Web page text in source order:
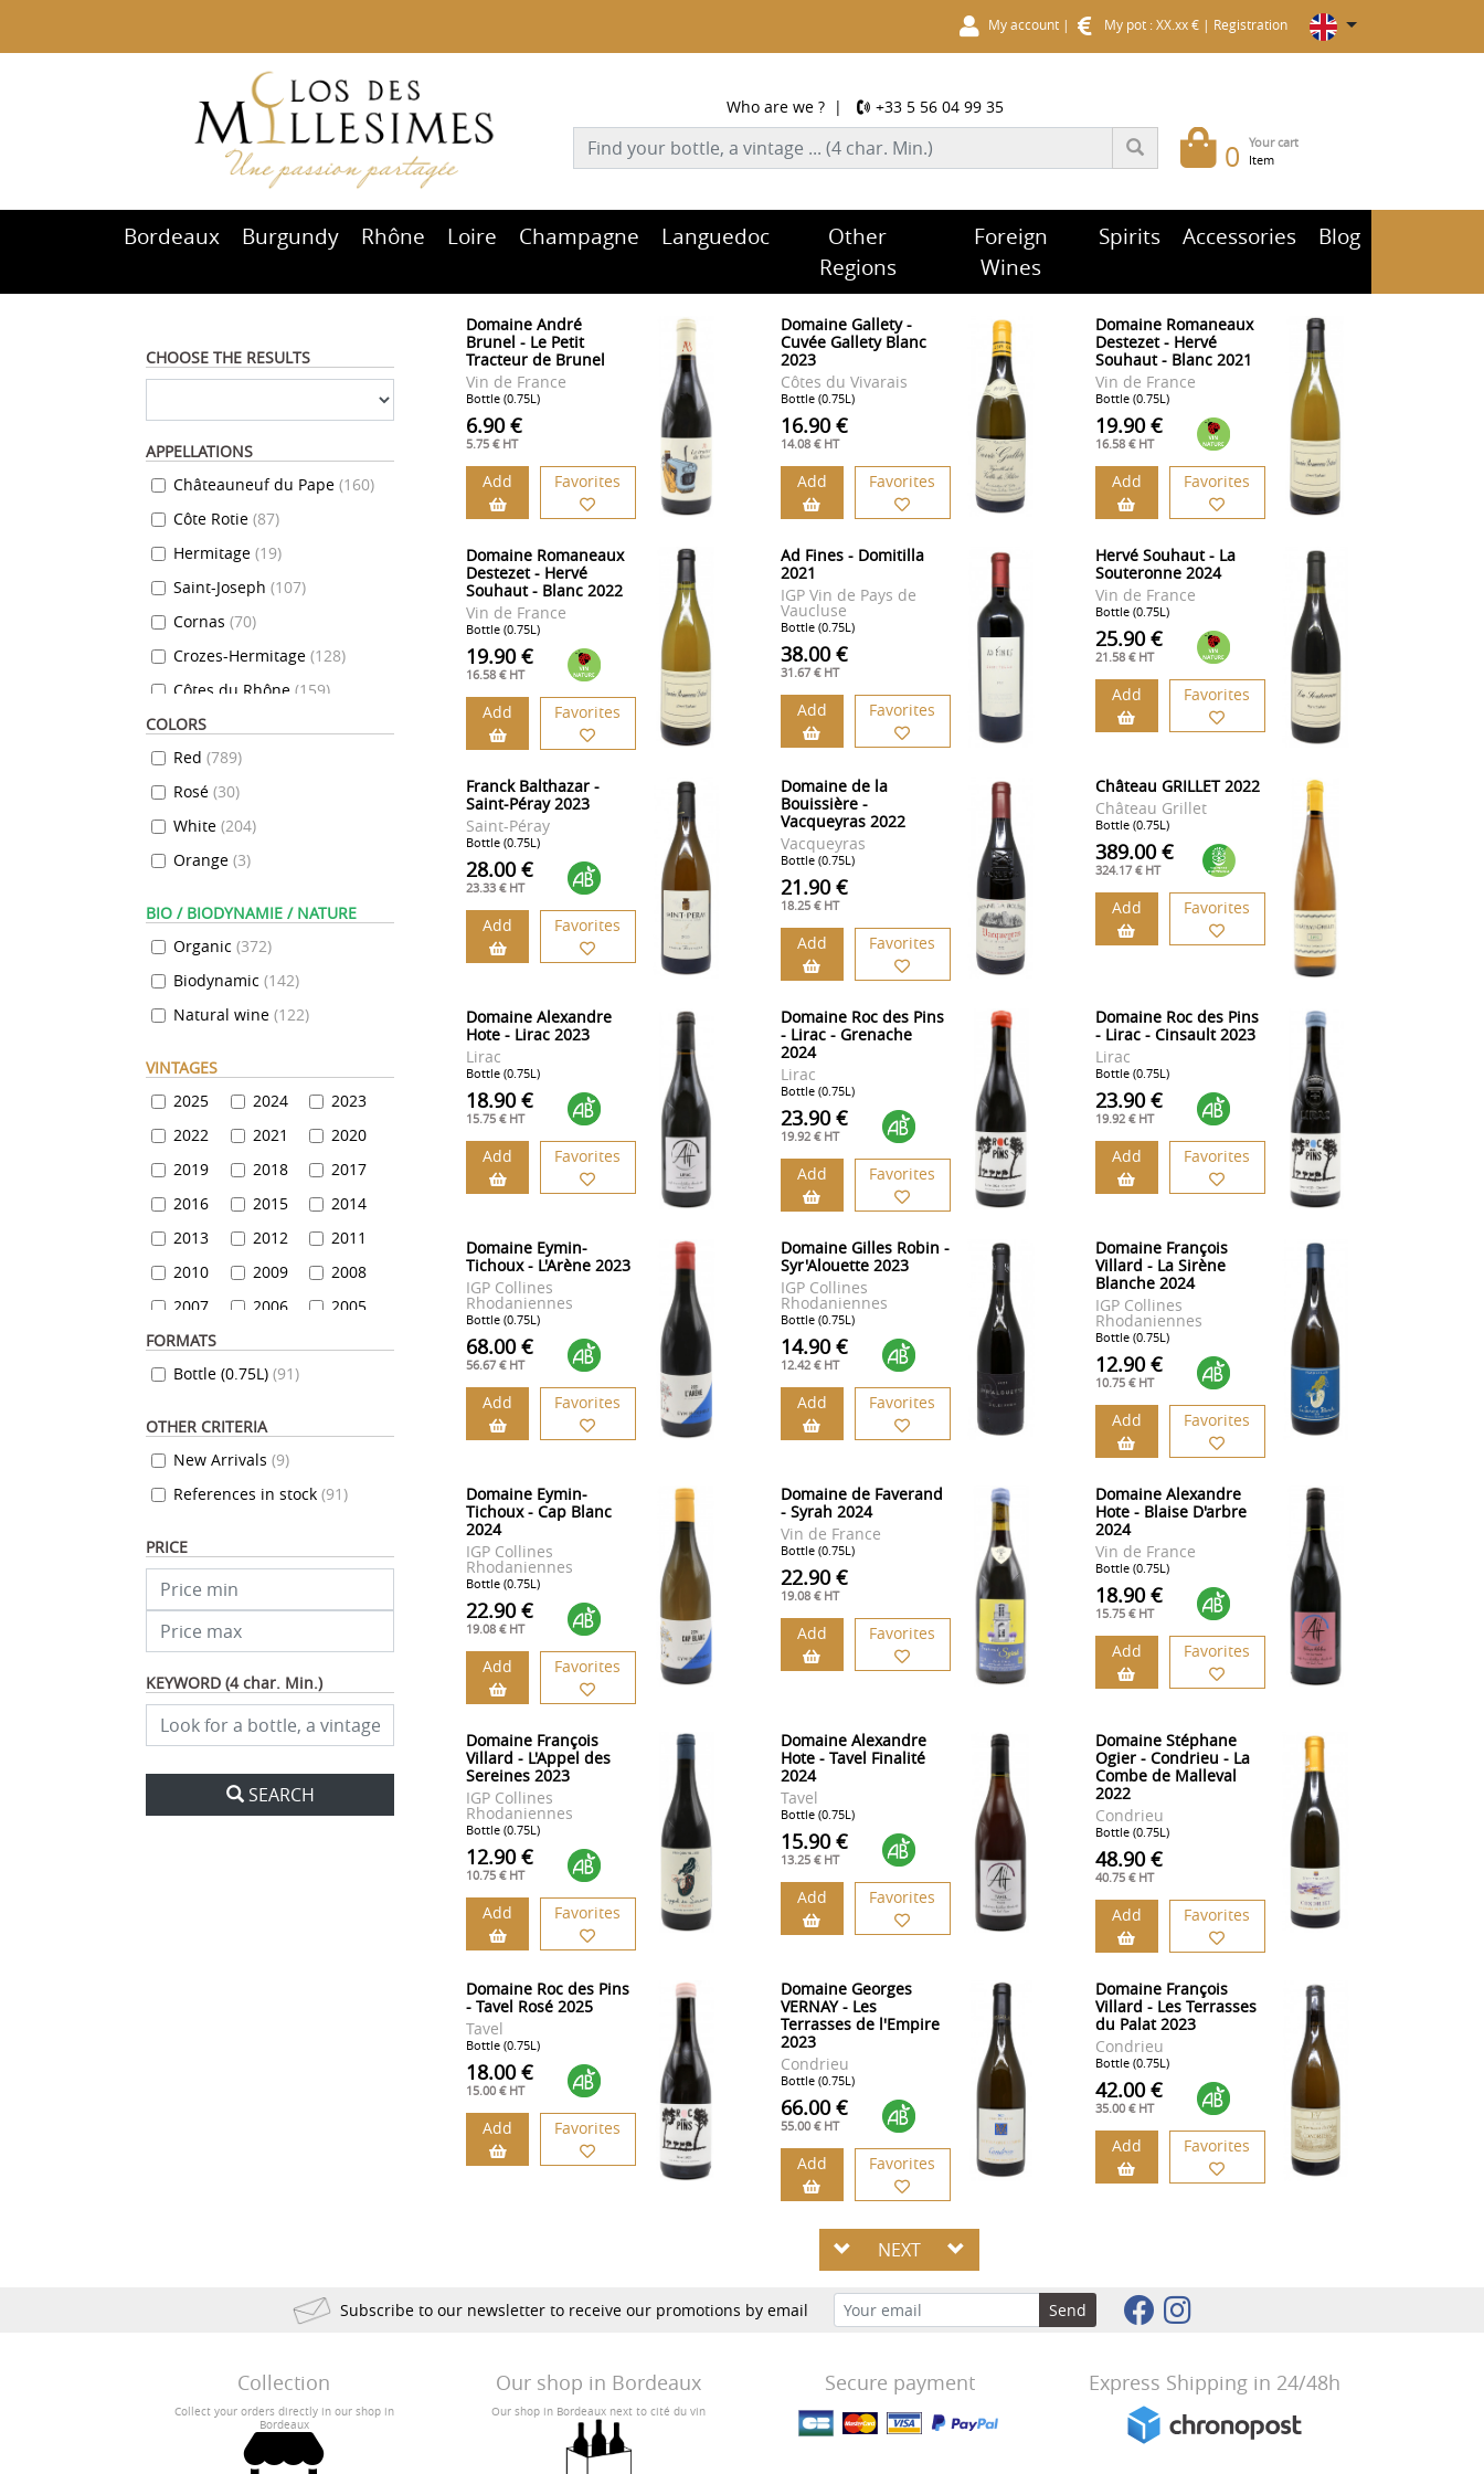
My account | My pot : XX.xx € | Registration
0 Your cart
Item
Who are we ? | +33 5 56 04 99 35
Bordeaux Burgundy Rhône Loire Champagne Languedoc
Other
Regions
Foreign
Wines
Spirits Accessories Blog
CHOOSE THE RESULTS
APPELLATIONS
Châteauneuf du Pape (160)
Côte Rotie (87)
Hermitage (19)
Saint-Joseph (107)
Cornas (70)
Crozes-Hermitage (128)
Côtes du Rhône (159)
Gigondas
Vacqueyras
Cairanne
Condrieu (32
Chateau Grillet
Tavel (13)
IGP Rhodanian Hills
Coteaux du Lyonnais (12)
IGP Principality of Orange
IGP Vin de Pays de Vaucluse
Vivarais Coasts
COLORS
Red (789)
Rosé (30)
White (204)
Orange (3)
BIO / BIODYNAMIE / NATURE
Organic (372)
Biodynamic (142)
Natural wine (122)
VINTAGES
2025
2024
2023
2022
2021
2020
2019
2018
2017
2016
2015
2014
2013
2012
2011
2010
2009
2008
2007
2006
2005
2004
1999
1997
1992
1991
1990
1946
FORMATS
Bottle (0.75L) (91)
OTHER CRITERIA
New Arrivals (9)
References in stock (91)
PRICE
KEYWORD (4 char. Min.)
SEARCH
Domaine André
Brunel - Le Petit
Tracteur de Brunel
Vin de France
Bottle (0.75L)
6.90 €
5.75 € HT
Add Favorites
Domaine Gallety -
Cuvée Gallety Blanc
2023
Côtes du Vivarais
Bottle (0.75L)
16.90 €
14.08 € HT
Add Favorites
Domaine Romaneaux
Destezet - Hervé
Souhaut - Blanc 2021
Vin de France
Bottle (0.75L)
19.90 €
16.58 € HT
Add Favorites
Domaine Romaneaux
Destezet - Hervé
Souhaut - Blanc 2022
Vin de France
Bottle (0.75L)
19.90 €
16.58 € HT
Add Favorites
Ad Fines - Domitilla
2021
IGP Vin de Pays de
Vaucluse
Bottle (0.75L)
38.00 €
31.67 € HT
Add Favorites
Hervé Souhaut - La
Souteronne 2024
Vin de France
Bottle (0.75L)
25.90 €
21.58 € HT
Add Favorites
Franck Balthazar -
Saint-Péray 2023
Saint-Péray
Bottle (0.75L)
28.00 €
23.33 € HT
Add Favorites
Domaine de la
Bouissière -
Vacqueyras 2022
Vacqueyras
Bottle (0.75L)
21.90 €
18.25 € HT
Add Favorites
Château GRILLET 2022
Château Grillet
Bottle (0.75L)
389.00 €
324.17 € HT
Add Favorites
Domaine Alexandre
Hote - Lirac 2023
Lirac
Bottle (0.75L)
18.90 €
15.75 € HT
Add Favorites
Domaine Roc des Pins
- Lirac - Grenache
2024
Lirac
Bottle (0.75L)
23.90 €
19.92 € HT
Add Favorites
Domaine Roc des Pins
- Lirac - Cinsault 2023
Lirac
Bottle (0.75L)
23.90 €
19.92 € HT
Add Favorites
Domaine Eymin-
Tichoux - L'Arène 2023
IGP Collines
Rhodaniennes
Bottle (0.75L)
68.00 €
56.67 € HT
Add Favorites
Domaine Gilles Robin -
Syr'Alouette 2023
IGP Collines
Rhodaniennes
Bottle (0.75L)
14.90 €
12.42 € HT
Add Favorites
Domaine François
Villard - La Sirène
Blanche 2024
IGP Collines
Rhodaniennes
Bottle (0.75L)
12.90 €
10.75 € HT
Add Favorites
Domaine Eymin-
Tichoux - Cap Blanc
2024
IGP Collines
Rhodaniennes
Bottle (0.75L)
22.90 €
19.08 € HT
Add Favorites
Domaine de Faverand
- Syrah 2024
Vin de France
Bottle (0.75L)
22.90 €
19.08 € HT
Add Favorites
Domaine Alexandre
Hote - Blaise D'arbre
2024
Vin de France
Bottle (0.75L)
18.90 €
15.75 € HT
Add Favorites
Domaine François
Villard - L'Appel des
Sereines 2023
IGP Collines
Rhodaniennes
Bottle (0.75L)
12.90 €
10.75 € HT
Add Favorites
Domaine Alexandre
Hote - Tavel Finalité
2024
Tavel
Bottle (0.75L)
15.90 €
13.25 € HT
Add Favorites
Domaine Stéphane
Ogier - Condrieu - La
Combe de Malleval
2022
Condrieu
Bottle (0.75L)
48.90 €
40.75 € HT
Add Favorites
Domaine Roc des Pins
- Tavel Rosé 2025
Tavel
Bottle (0.75L)
18.00 €
15.00 € HT
Add Favorites
Domaine Georges
VERNAY - Les
Terrasses de l'Empire
2023
Condrieu
Bottle (0.75L)
66.00 €
55.00 € HT
Add Favorites
Domaine François
Villard - Les Terrasses
du Palat 2023
Condrieu
Bottle (0.75L)
42.00 €
35.00 € HT
Add Favorites
NEXT
Subscribe to our newsletter to receive our promotions by email Send
Collection
Collect your orders directly in our shop in
Bordeaux
Our shop in Bordeaux
Our shop in Bordeaux next to cité du vin
Secure payment Express Shipping in 24/48h